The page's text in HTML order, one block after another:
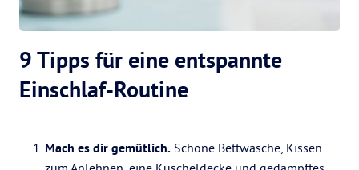
9 Tipps für eine entspannte
Einschlaf-Routine
Mach es dir gemütlich. Schöne Bettwäsche, Kissen